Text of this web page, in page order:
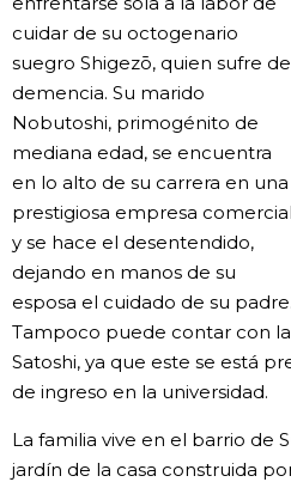
cuidar de su octogenario
suegro Shigezō, quien sufre de
demencia. Su marido
Nobutoshi, primogénito de
mediana edad, se encuentra
en lo alto de su carrera en una
prestigiosa empresa comercial
y se hace el desentendido,
dejando en manos de su
esposa el cuidado de su padre.
Tampoco puede contar con
Satoshi, ya que este se está
de ingreso en la universidad.
La familia vive en el barrio de
jardín de la casa construida